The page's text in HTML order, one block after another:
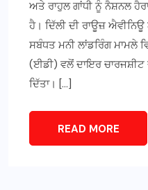
ਅਤੇ ਰਾਹੁਲ ਗਾਂਧੀ ਨੂੰ ਨੈਸ਼ਨਲ
ਹੈ। ਦਿੱਲੀ ਦੀ ਰਾਊਜ਼
ਸਬੰਧਤ ਮਨੀ ਲਾਂਡਰਿੰਗ
(ਈਡੀ) ਵਲੋਂ ਦਾਇਰ
ਦਿੱਤਾ। […]
READ MORE